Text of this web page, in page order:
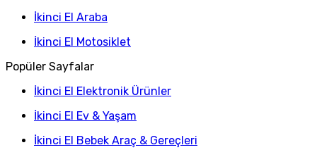
İkinci El Araba
İkinci El Motosiklet
Popüler Sayfalar
İkinci El Elektronik Ürünler
İkinci El Ev & Yaşam
İkinci El Bebek Araç & Gereçleri